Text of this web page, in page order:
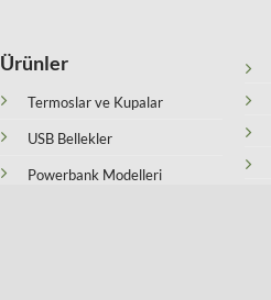
Ürünler
Termoslar ve Kupalar
USB Bellekler
Powerbank Modelleri